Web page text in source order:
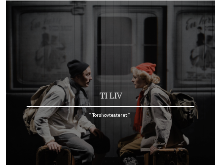
TI LIV
* Torshovteateret *